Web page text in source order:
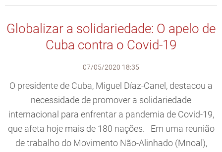
Globalizar a solidariedade: O apelo de
Cuba contra o Covid-19
07/05/2020 18:35
O presidente de Cuba, Miguel Díaz-Canel, destacou a
necessidade de promover a solidariedade
internacional para enfrentar a pandemia de Covid-19,
que afeta hoje mais de 180 nações. Em uma reunião
de trabalho do Movimento Não-Alinhado (Mnoal),